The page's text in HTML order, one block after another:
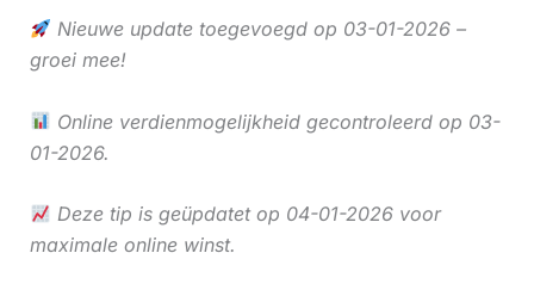
Nieuwe update toegevoegd op 03-01-2026 –
groei mee!
Online verdienmogelijkheid gecontroleerd op 03-
01-2026.
Deze tip is geüpdatet op 04-01-2026 voor
maximale online winst.